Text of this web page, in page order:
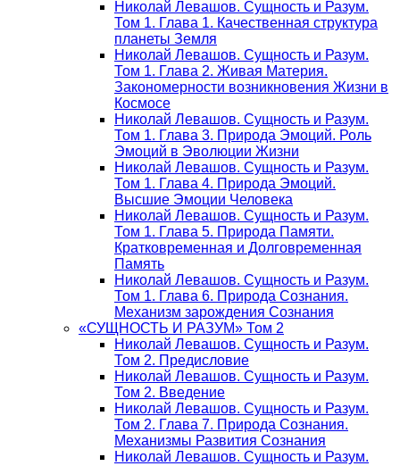
Николай Левашов. Сущность и Разум.
Том 1. Глава 1. Качественная структура
планеты Земля
Николай Левашов. Сущность и Разум.
Том 1. Глава 2. Живая Материя.
Закономерности возникновения Жизни в
Космосе
Николай Левашов. Сущность и Разум.
Том 1. Глава 3. Природа Эмоций. Роль
Эмоций в Эволюции Жизни
Николай Левашов. Сущность и Разум.
Том 1. Глава 4. Природа Эмоций.
Высшие Эмоции Человека
Николай Левашов. Сущность и Разум.
Том 1. Глава 5. Природа Памяти.
Кратковременная и Долговременная
Память
Николай Левашов. Сущность и Разум.
Том 1. Глава 6. Природа Сознания.
Механизм зарождения Сознания
«СУЩНОСТЬ И РАЗУМ» Том 2
Николай Левашов. Сущность и Разум.
Том 2. Предисловие
Николай Левашов. Сущность и Разум.
Том 2. Введение
Николай Левашов. Сущность и Разум.
Том 2. Глава 7. Природа Сознания.
Механизмы Развития Сознания
Николай Левашов. Сущность и Разум.